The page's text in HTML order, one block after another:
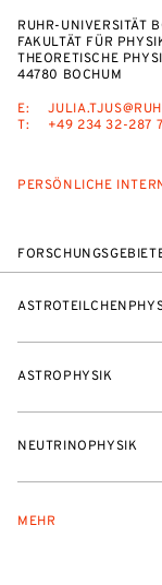
RUHR-UNIVERSITÄT
FAKULTÄT FÜR
THEORETISCHE
44780 BOCHUM
E:
T:
+49 234 32-287
PERSÖNLICHE
ASTROPHYSIK
NEUTRINOPHYSIK
MEHR